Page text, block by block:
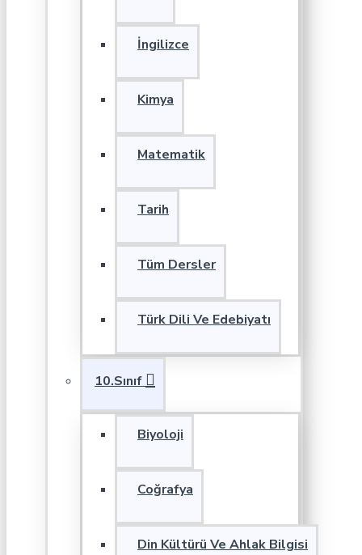
İngilizce
Kimya
Matematik
Tarih
Tüm Dersler
Türk Dili Ve Edebiyatı
10.Sınıf
Biyoloji
Coğrafya
Din Kültürü Ve Ahlak Bilgisi